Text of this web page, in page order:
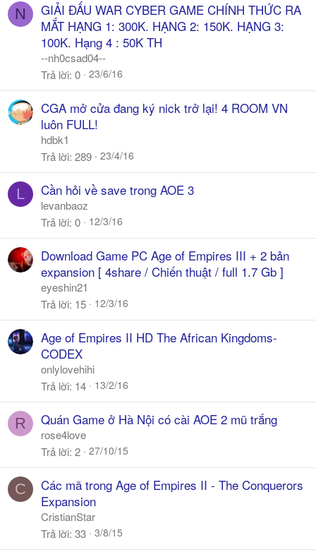
N
GIẢI ĐẤU WAR CYBER GAME CHÍNH THỨC RA
MẮT HẠNG 1: 300K. HẠNG 2: 150K. HẠNG 3:
100K. Hạng 4 : 50K TH
--nh0csad04--
Trả lời 0 23/6/16
CGA mở cửa đang ký nick trở lại! 4 ROOM VN
luôn FULL!
hdbk1
Trả lời 289 23/4/16
L Cần hỏi về save trong AOE 3
levanbaoz
Trả lời 0 12/3/16
Download Game PC Age of Empires III + 2 bản
expansion [ 4share / Chiến thuật / full 1.7 Gb ]
eyeshin21
Trả lời 15 12/3/16
Age of Empires II HD The African Kingdoms-
CODEX
onlylovehihi
Trả lời 14 13/2/16
R Quán Game ở Hà Nội có cài AOE 2 mũ trắng
rose4love
Trả lời 2 27/10/15
C
Các mã trong Age of Empires II - The Conquerors
Expansion
CristianStar
Trả lời 33 3/8/15